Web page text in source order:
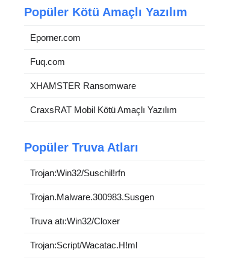
Popüler Kötü Amaçlı Yazılım
Eporner.com
Fuq.com
XHAMSTER Ransomware
CraxsRAT Mobil Kötü Amaçlı Yazılım
Popüler Truva Atları
Trojan:Win32/Suschil!rfn
Trojan.Malware.300983.Susgen
Truva atı:Win32/Cloxer
Trojan:Script/Wacatac.H!ml